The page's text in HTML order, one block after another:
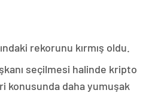
rekorunu kırmış oldu.
seçilmesi halinde kripto
konusunda daha yumuşak